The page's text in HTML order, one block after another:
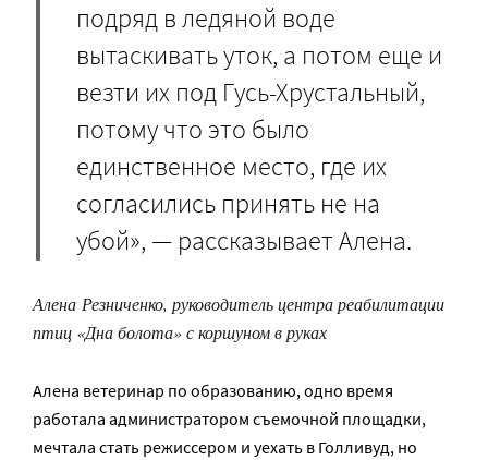
подряд в ледяной воде
вытаскивать уток, а потом еще и
везти их под Гусь-Хрустальный,
потому что это было
единственное место, где их
согласились принять не на
убой», — рассказывает Алена.
Алена Резниченко, руководитель центра реабилитации
птиц «Дна болота» с коршуном в руках
Алена ветеринар по образованию, одно время
работала администратором съемочной площадки,
мечтала стать режиссером и уехать в Голливуд, но